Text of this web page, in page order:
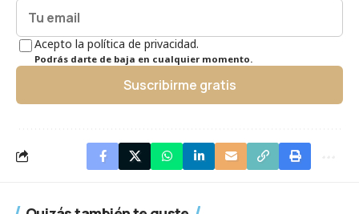
Acepto la política de privacidad.
Podrás darte de baja en cualquier momento.
Suscribirme gratis